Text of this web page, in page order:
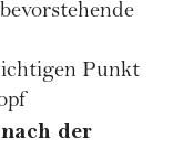
Punkt
der